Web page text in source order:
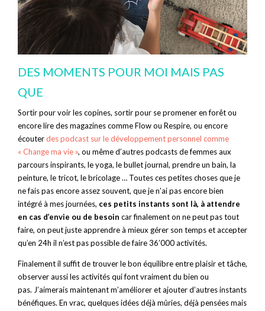
DES MOMENTS POUR MOI MAIS PAS
QUE
Sortir pour voir les copines, sortir pour se promener en forêt ou
encore lire des magazines comme Flow ou Respire, ou encore
écouterdes podcast sur le développement personnel comme
« Change ma vie », ou même d’autres podcasts de femmes aux
parcours inspirants, le yoga, le bullet journal, prendre un bain, la
peinture, le tricot, le bricolage … Toutes ces petites choses que je
ne fais pas encore assez souvent, que je n’ai pas encore bien
intégré à mes journées, ces petits instants sont là, à attendre
en cas d’envie ou de besoin car finalement on ne peut pas tout
faire, on peut juste apprendre à mieux gérer son temps et accepter
qu’en 24h il n’est pas possible de faire 36’000 activités.
Finalement il suffit de trouver le bon équilibre entre plaisir et tâche,
observer aussi les activités qui font vraiment du bien ou
pas. J’aimerais maintenant m’améliorer et ajouter d’autres instants
bénéfiques. En vrac, quelques idées déjà mûries, déjà pensées mais